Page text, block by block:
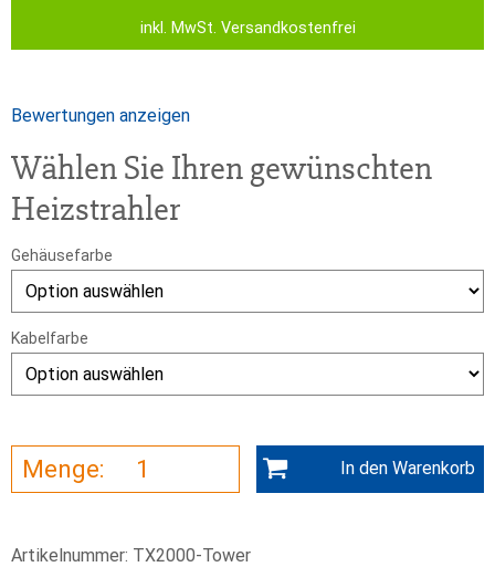
inkl. MwSt. Versandkostenfrei
Bewertungen anzeigen
Wählen Sie Ihren gewünschten
Heizstrahler
Gehäusefarbe
Kabelfarbe
Infrarot
Heizstrahler
Standgerät
In den Warenkorb
Artikelnummer: TX2000-Tower